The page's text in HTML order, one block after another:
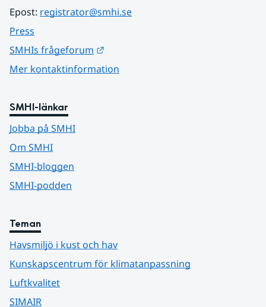
Epost: registrator@smhi.se
Press
SMHIs frågeforum
Mer kontaktinformation
SMHI-länkar
Jobba på SMHI
Om SMHI
SMHI-bloggen
SMHI-podden
Teman
Havsmiljö i kust och hav
Kunskapscentrum för klimatanpassning
Luftkvalitet
SIMAIR